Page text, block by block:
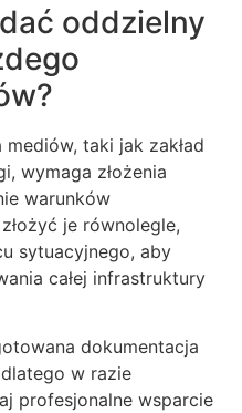
oddzielny
taki jak zakład
wymaga złożenia
warunków
je równolegle,
sytuacyjnego, aby
całej infrastruktury
dokumentacja
w razie
profesjonalne wsparcie